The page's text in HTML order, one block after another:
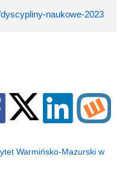
naukowe-2023
Warmińsko-Mazurski w